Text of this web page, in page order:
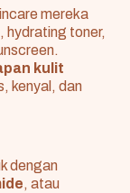
mereka
hydrating toner,
kulit
kenyal, dan
dengan
, atau